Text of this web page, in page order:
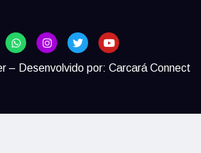
– Desenvolvido por: Carcará Connect